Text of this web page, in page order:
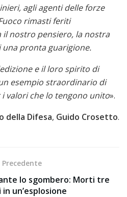
agli agenti delle forze
rimasti feriti
il nostro pensiero, la nostra
una pronta guarigione.
e il loro spirito di
esempio straordinario di
valori che lo tengono unito».
della Difesa, Guido Crosetto.
Precedente
lo sgombero: Morti tre
un’esplosione